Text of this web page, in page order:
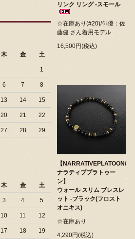
木 金 土
1
6 7 8
13 14 15
20 21 22
27 28 29
木 金 土
3 4 5
10 11 12
17 18 19
リンク リング -スモール
☆在庫あり(#20)/俳優：佐
藤健 さん着用モデル
16,500円(税込)
【NARRATIVEPLATOON/
ナラティブプラトゥー
ン】
ウォール スリム ブレスレ
ット -ブラック(フロスト
オニキス)
☆在庫あり
4,290円(税込)